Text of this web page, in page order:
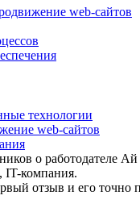
web-сайтов
технологии
web-сайтов
о работодателе
компания.
отзыв и его точно